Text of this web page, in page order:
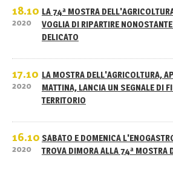
18.10
2020
LA 74ª MOSTRA
VOGLIA DI RIPARTIRE
DELICATO
17.10
2020
LA MOSTRA DELL'AGRICOLTURA,
MATTINA, LANCIA UN SEGNALE DI
TERRITORIO
16.10
2020
SABATO E DOMENICA
TROVA DIMORA ALLA 74ª MOSTRA